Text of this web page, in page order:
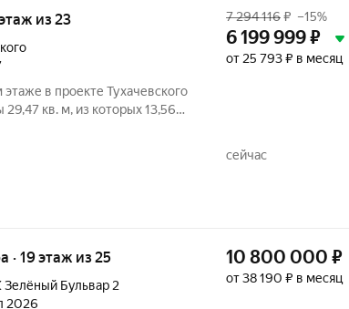
из 23
в проекте Тухачевского
кв. м, из которых 13,56
квартиры: студия;
7 294 116₽ –15%
6 199 999₽
от 25 793 ₽ в месяц
сейчас
· 19 этаж из 25
Бульвар 2
2026
10 800 000 ₽
от 38 190 ₽ в месяц